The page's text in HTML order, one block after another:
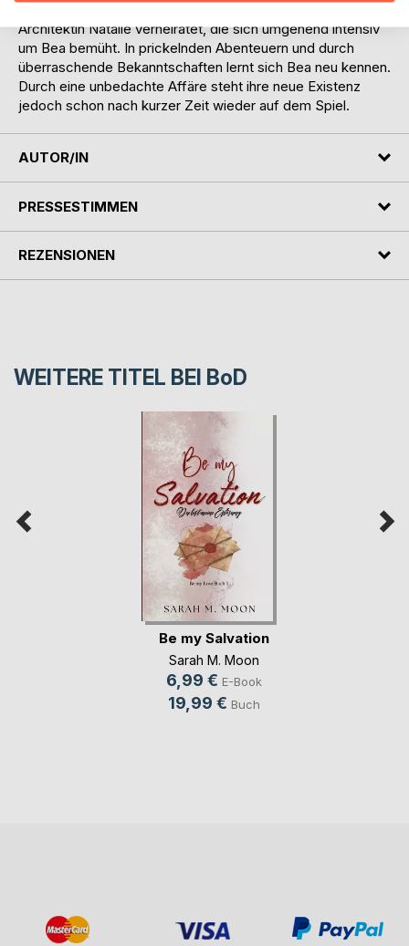
Architektin Natalie verheiratet, die sich umgehend intensiv
um Bea bemüht. In prickelnden Abenteuern und durch
überraschende Bekanntschaften lernt sich Bea neu kennen.
Durch eine unbedachte Affäre steht ihre neue Existenz
jedoch schon nach kurzer Zeit wieder auf dem Spiel.
AUTOR/IN
PRESSESTIMMEN
REZENSIONEN
WEITERE TITEL BEI BoD
Be my Salvation
Sarah M. Moon
6,99 € E-Book
19,99 € Buch